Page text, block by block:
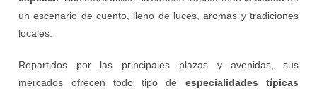
un escenario de cuento, lleno de luces, aromas y tradiciones
locales.
Repartidos por las principales plazas y avenidas, sus
mercados ofrecen todo tipo de especialidades típicas